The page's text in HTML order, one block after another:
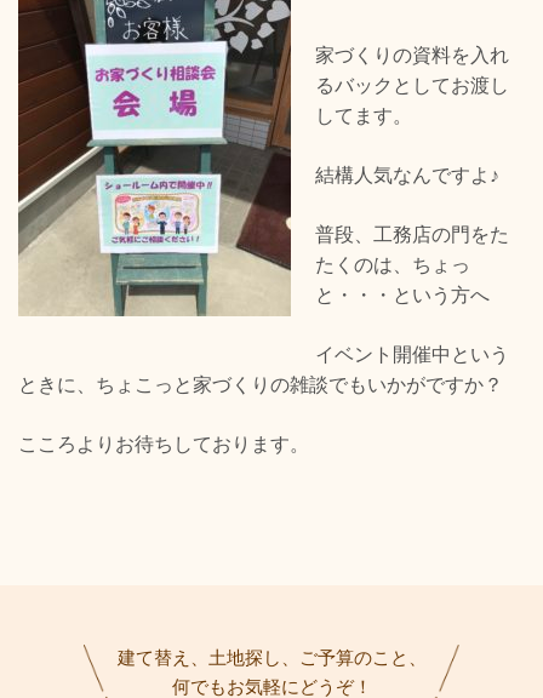
家づくりの資料を入れ
るバックとしてお渡し
してます。
結構人気なんですよ♪
普段、工務店の門をた
たくのは、ちょっ
と・・・という方へ
イベント開催中という
ときに、ちょこっと家づくりの雑談でもいかがですか？
こころよりお待ちしております。
建て替え、土地探し、ご予算のこと、
何でもお気軽にどうぞ！